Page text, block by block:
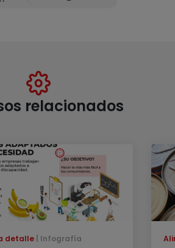
relacionados
detalle Infografía